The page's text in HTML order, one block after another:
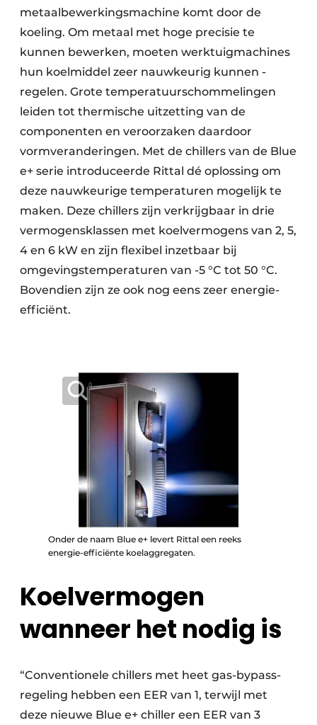
metaalbewerkingsmachine komt door de
koeling. Om metaal met hoge precisie te
kunnen bewerken, moeten werktuigmachines
hun koelmiddel zeer nauwkeurig kunnen ­
regelen. Grote temperatuurschommelingen
leiden tot thermische uitzetting van de
componenten en veroorzaken daardoor
vormveranderingen. Met de chillers van de Blue
e+ serie introduceerde Rittal dé oplossing om
deze nauwkeurige temperaturen mogelijk te
maken. Deze chillers zijn verkrijgbaar in drie
vermogens­klassen met koelvermogens van 2, 5,
4 en 6 kW en zijn flexibel inzetbaar bij
omgevingstemperaturen van -5 °C tot 50 °C.
Bovendien zijn ze ook nog eens zeer energie-
efficiënt.
Onder de naam Blue e+ levert Rittal een reeks
energie-efficiënte koelaggregaten.
Koelvermogen
wanneer het nodig is
“Conventionele chillers met heet gas-bypass-
regeling hebben een EER van 1, terwijl met
deze nieuwe Blue e+ chiller een EER van 3